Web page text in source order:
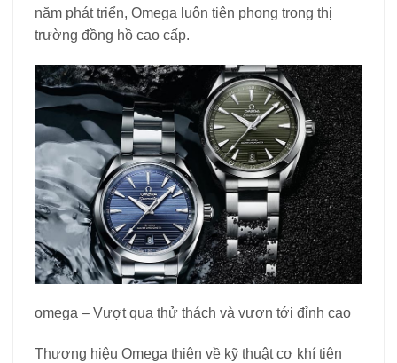
năm phát triển, Omega luôn tiên phong trong thị
trường đồng hồ cao cấp.
omega – Vượt qua thử thách và vươn tới đỉnh cao
Thương hiệu Omega thiên về kỹ thuật cơ khí tiên